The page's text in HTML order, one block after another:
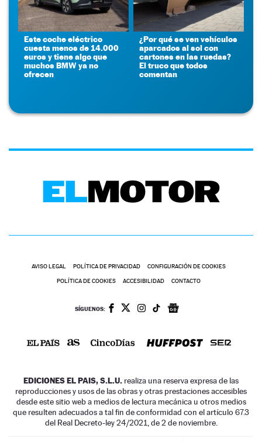
Este coche eléctrico
cuesta menos de 14.000
euros y tiene algo que
muchos BMW ya no
ofrecen
¿Por qué se ven vehículos
aparcados al sol con
cartones en las ruedas?
El truco que todos
comentan
AVISO LEGAL POLÍTICA DE PRIVACIDAD CONFIGURACIÓN DE COOKIES
POLÍTICA DE COOKIES ACCESIBILIDAD CONTACTO
SÍGUENOS:
EDICIONES EL PAIS, S.L.U. realiza una reserva expresa de las
reproducciones y usos de las obras y otras prestaciones accesibles
desde este sitio web a medios de lectura mecánica u otros medios
que resulten adecuados a tal fin de conformidad con el artículo 67.3
del Real Decreto-ley 24/2021, de 2 de noviembre.